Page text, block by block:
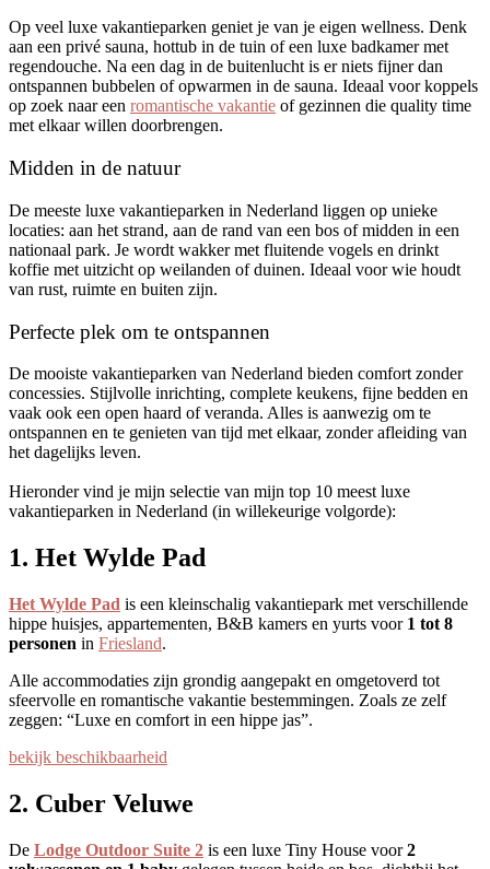
Op veel luxe vakantieparken geniet je van je eigen wellness. Denk
aan een privé sauna, hottub in de tuin of een luxe badkamer met
regendouche. Na een dag in de buitenlucht is er niets fijner dan
ontspannen bubbelen of opwarmen in de sauna. Ideaal voor koppels
op zoek naar een romantische vakantie of gezinnen die quality time
met elkaar willen doorbrengen.
Midden in de natuur
De meeste luxe vakantieparken in Nederland liggen op unieke
locaties: aan het strand, aan de rand van een bos of midden in een
nationaal park. Je wordt wakker met fluitende vogels en drinkt
koffie met uitzicht op weilanden of duinen. Ideaal voor wie houdt
van rust, ruimte en buiten zijn.
Perfecte plek om te ontspannen
De mooiste vakantieparken van Nederland bieden comfort zonder
concessies. Stijlvolle inrichting, complete keukens, fijne bedden en
vaak ook een open haard of veranda. Alles is aanwezig om te
ontspannen en te genieten van tijd met elkaar, zonder afleiding van
het dagelijks leven.
Hieronder vind je mijn selectie van mijn top 10 meest luxe
vakantieparken in Nederland (in willekeurige volgorde):
1. Het Wylde Pad
Het Wylde Pad is een kleinschalig vakantiepark met verschillende
hippe huisjes, appartementen, B&B kamers en yurts voor 1 tot 8
personen in Friesland.
Alle accommodaties zijn grondig aangepakt en omgetoverd tot
sfeervolle en romantische vakantie bestemmingen. Zoals ze zelf
zeggen: “Luxe en comfort in een hippe jas”.
bekijk beschikbaarheid
2. Cuber Veluwe
De Lodge Outdoor Suite 2 is een luxe Tiny House voor2